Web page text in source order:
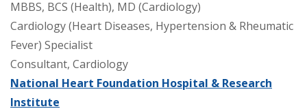
MBBS, BCS (Health), MD (Cardiology)
Cardiology (Heart Diseases, Hypertension & Rheumatic
Fever) Specialist
Consultant, Cardiology
National Heart Foundation Hospital & Research
Institute